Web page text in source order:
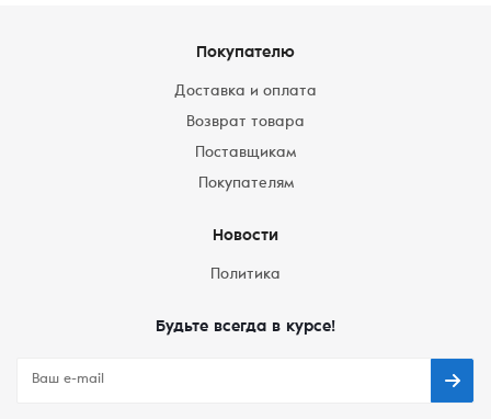
Покупателю
Доставка и оплата
Возврат товара
Поставщикам
Покупателям
Новости
Политика
Будьте всегда в курсе!